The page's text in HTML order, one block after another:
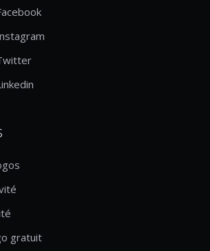
gratuit